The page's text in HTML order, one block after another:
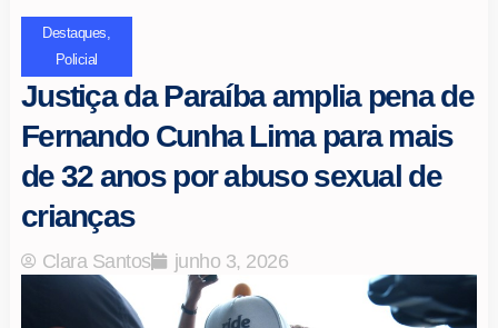
Destaques
Policial
Justiça da Paraíba amplia pena de
Fernando Cunha Lima para mais
de 32 anos por abuso sexual de
crianças
Clara Santos junho 3, 2026